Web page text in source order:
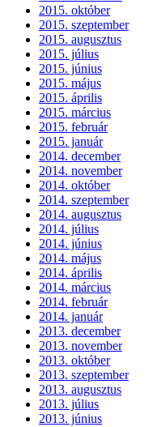
2015. október
2015. szeptember
2015. augusztus
2015. július
2015. június
2015. május
2015. április
2015. március
2015. február
2015. január
2014. december
2014. november
2014. október
2014. szeptember
2014. augusztus
2014. július
2014. június
2014. május
2014. április
2014. március
2014. február
2014. január
2013. december
2013. november
2013. október
2013. szeptember
2013. augusztus
2013. július
2013. június